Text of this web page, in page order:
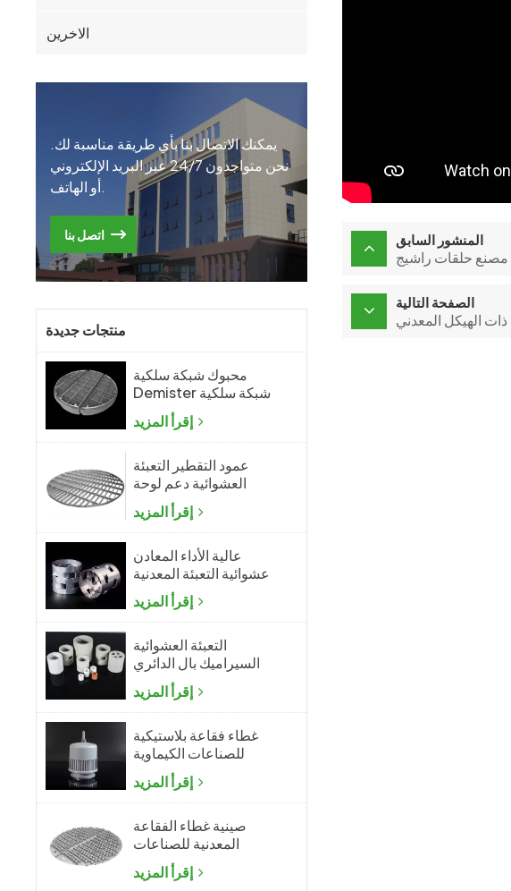
الاخرين
يمكنك الاتصال بنا بأي طريقة مناسبة لك.
نحن متواجدون 24/7 عبر البريد الإلكتروني
أو الهاتف.
اتصل بنا
منتجات جديدة
محبوك شبكة سلكية
Demister شبكة سلكية
ضباب المزيل
عمود التقطير التعبئة
العشوائية دعم لوحة
الشبكة
عالية الأداء المعادن
عشوائية التعبئة المعدنية
بال الدائري
التعبئة العشوائية
السيراميك بال الدائري
غطاء فقاعة بلاستيكية
للصناعات الكيماوية
صينية غطاء الفقاعة
المعدنية للصناعات
الكيماوية
المنشور السابق
مصنع حلقات راشيج
الصفحة التالية
ذات الهيكل المعدني